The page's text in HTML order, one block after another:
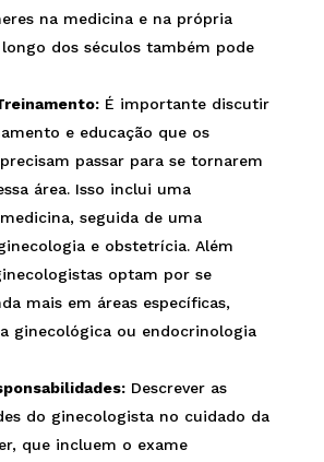
na medicina e na própria
dos séculos também pode
É importante discutir
e educação que os
passar para se tornarem
área. Isso inclui uma
seguida de uma
e obstetrícia. Além
optam por se
mais em áreas específicas,
ginecológica ou endocrinologia
Descrever as
do ginecologista no cuidado da
que incluem o exame